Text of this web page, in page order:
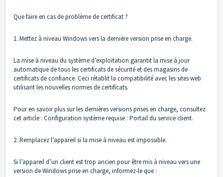
Que faire en cas de problème de certificat ?
1. Mettez à niveau Windows vers la dernière version prise en charge.
La mise à niveau du système d’exploitation garantit la mise à jour
automatique de tous les certificats de sécurité et des magasins de
certificats de confiance. Ceci rétablit la compatibilité avec les sites web
utilisant les nouvelles normes de certificats.
Pour en savoir plus sur les dernières versions prises en charge, consultez
cet article : Configuration système requise : Portail du service client.
2. Remplacez l’appareil si la mise à niveau est impossible.
Si l’appareil d’un client est trop ancien pour être mis à niveau vers une
version de Windows prise en charge, informez-le que :